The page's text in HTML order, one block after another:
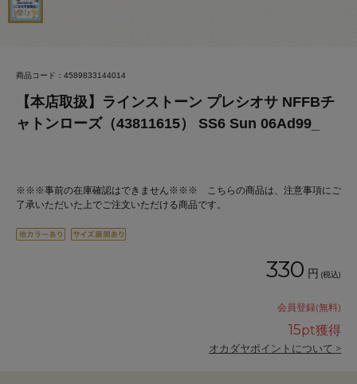
商品コード：4589833144014
【本店取扱】ラインストーン プレシオサ NFFBチ
ャトンローズ（43811615） SS6 Sun 06Ad99_
※※※事前の在庫確認はできません※※※ こちらの商品は、注意事項にご
了承いただいた上でご注文いただける商品です。
330 円 (税込)
会員登録(無料)
15pt獲得
オカダヤポイントについて >